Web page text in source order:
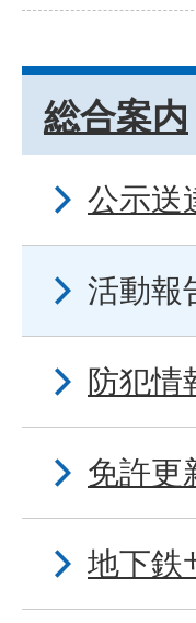
総合案内
公示送
活動報
防犯情
免許更
地下鉄